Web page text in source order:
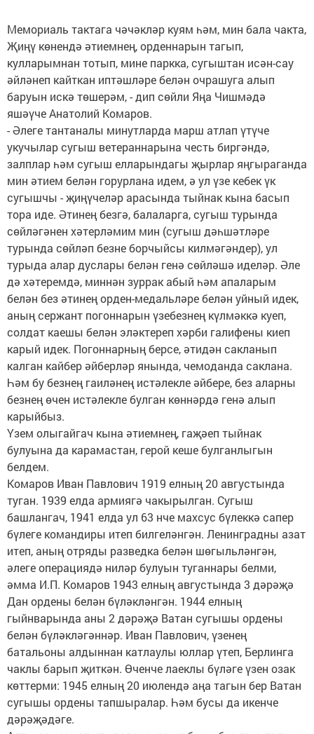
Мемориаль тактага чәчәкләр куям һәм, мин бала чакта,
Җиңү көнендә әтиемнең, орденнарын тагып,
кулларымнан тотып, мине паркка, сугыштан исән-сау
әйләнеп кайткан иптәшләре белән очрашуга алып
баруын искә төшерәм, - дип сөйли Яңа Чишмәдә
яшәүче Анатолий Комаров.
- Әлеге тантаналы минутларда марш атлап үтүче
укучылар сугыш ветераннарына честь биргәндә,
залплар һәм сугыш елларындагы җырлар яңгыраганда
мин әтием белән горурлана идем, ә ул үзе кебек үк
сугышчы - җиңүчеләр арасында тыйнак кына басып
тора иде. Әтинең безгә, балаларга, сугыш турында
сөйләгәнен хәтерләмим мин (сугыш дәһшәтләре
турында сөйләп безне борчыйсы килмәгәндер), ул
турыда алар дуслары белән генә сөйләшә иделәр. Әле
дә хәтеремдә, миннән зуррак абый һәм апаларым
белән без әтинең орден-медальләре белән уйный идек,
аның сержант погоннарын үзебезнең күлмәккә куеп,
солдат каешы белән эләктереп хәрби галифены киеп
карый идек. Погоннарның берсе, әтидән сакланып
калган кайбер әйберләр янында, чемоданда саклана.
Һәм бу безнең гаиләнең истәлекле әйбере, без аларны
безнең өчен истәлекле булган көннәрдә генә алып
карыйбыз.
Үзем олыгайгач кына әтиемнең, гаҗәеп тыйнак
булуына да карамастан, герой кеше булганлыгын
белдем.
Комаров Иван Павлович 1919 елның 20 августында
туган. 1939 елда армиягә чакырылган. Сугыш
башлангач, 1941 елда ул 63 нче махсус бүлеккә сапер
бүлеге командиры итеп билгеләнгән. Ленинградны азат
итеп, аның отряды разведка белән шөгыльләнгән,
әлеге операциядә ниләр булуын туганнары белми,
әмма И.П. Комаров 1943 елның августында 3 дәрәҗә
Дан ордены белән бүләкләнгән. 1944 елның
гыйнварында аны 2 дәрәҗә Ватан сугышы ордены
белән бүләкләгәннәр. Иван Павлович, үзенең
батальоны алдыннан катлаулы юллар үтеп, Берлинга
чаклы барып җиткән. Өченче лаеклы бүләге үзен озак
көттерми: 1945 елның 20 июлендә аңа тагын бер Ватан
сугышы ордены тапшыралар. Һәм бусы да икенче
дәрәҗәдәге.